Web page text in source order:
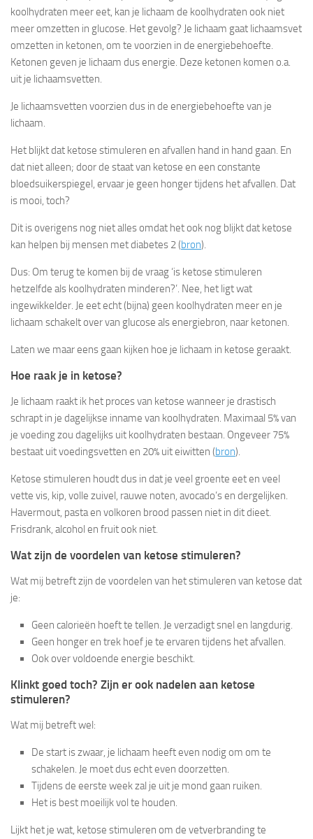
koolhydraten meer eet, kan je lichaam de koolhydraten ook niet
meer omzetten in glucose. Het gevolg? Je lichaam gaat lichaamsvet
omzetten in ketonen, om te voorzien in de energiebehoefte.
Ketonen geven je lichaam dus energie. Deze ketonen komen o.a.
uit je lichaamsvetten.
Je lichaamsvetten voorzien dus in de energiebehoefte van je
lichaam.
Het blijkt dat ketose stimuleren en afvallen hand in hand gaan. En
dat niet alleen; door de staat van ketose en een constante
bloedsuikerspiegel, ervaar je geen honger tijdens het afvallen. Dat
is mooi, toch?
Dit is overigens nog niet alles omdat het ook nog blijkt dat ketose
kan helpen bij mensen met diabetes 2 (bron).
Dus: Om terug te komen bij de vraag ‘is ketose stimuleren
hetzelfde als koolhydraten minderen?’. Nee, het ligt wat
ingewikkelder. Je eet echt (bijna) geen koolhydraten meer en je
lichaam schakelt over van glucose als energiebron, naar ketonen.
Laten we maar eens gaan kijken hoe je lichaam in ketose geraakt.
Hoe raak je in ketose?
Je lichaam raakt ik het proces van ketose wanneer je drastisch
schrapt in je dagelijkse inname van koolhydraten. Maximaal 5% van
je voeding zou dagelijks uit koolhydraten bestaan. Ongeveer 75%
bestaat uit voedingsvetten en 20% uit eiwitten (bron).
Ketose stimuleren houdt dus in dat je veel groente eet en veel
vette vis, kip, volle zuivel, rauwe noten, avocado’s en dergelijken.
Havermout, pasta en volkoren brood passen niet in dit dieet.
Frisdrank, alcohol en fruit ook niet.
Wat zijn de voordelen van ketose stimuleren?
Wat mij betreft zijn de voordelen van het stimuleren van ketose dat
je:
Geen calorieën hoeft te tellen. Je verzadigt snel en langdurig.
Geen honger en trek hoef je te ervaren tijdens het afvallen.
Ook over voldoende energie beschikt.
Klinkt goed toch? Zijn er ook nadelen aan ketose
stimuleren?
Wat mij betreft wel:
De start is zwaar, je lichaam heeft even nodig om om te
schakelen. Je moet dus echt even doorzetten.
Tijdens de eerste week zal je uit je mond gaan ruiken.
Het is best moeilijk vol te houden.
Lijkt het je wat, ketose stimuleren om de vetverbranding te